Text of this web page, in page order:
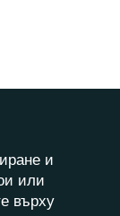
и
или
върху